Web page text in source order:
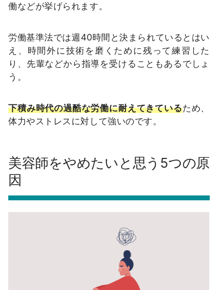
働などが挙げられます。
労働基準法では週40時間と決まられているとはい
え、時間外に技術を磨くために残って練習した
り、先輩などから指導を受けることもあるでしょ
う。
下積み時代の過酷な労働に耐えてきているため、
体力やストレスに対して強いのです。
美容師をやめたいと思う5つの原
因